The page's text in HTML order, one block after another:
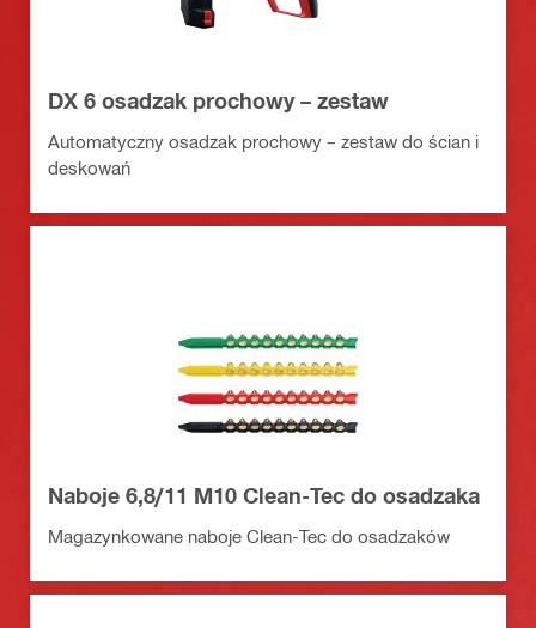
DX 6 osadzak prochowy – zestaw
Automatyczny osadzak prochowy – zestaw do ścian i
deskowań
Naboje 6,8/11 M10 Clean-Tec do osadzaka
Magazynkowane naboje Clean-Tec do osadzaków